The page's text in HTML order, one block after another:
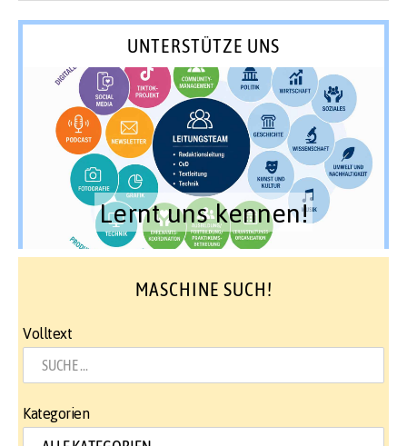
UNTERSTÜTZE UNS
Lernt uns kennen!
MASCHINE SUCH!
Volltext
Kategorien